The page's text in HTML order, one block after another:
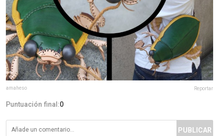
amaheso Reportar
Puntuación final:0
PUBLICAR